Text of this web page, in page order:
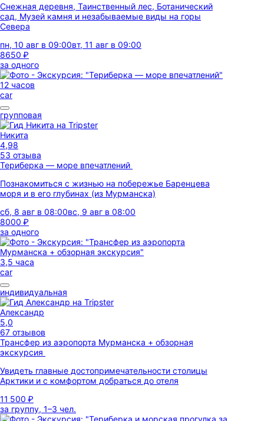
Снежная деревня, Таинственный лес, Ботанический
сад, Музей камня и незабываемые виды на горы
Севера
пн, 10 авг в 09:00вт, 11 авг в 09:00
8650 ₽
за одного
12 часов
car
групповая
Никита
4,98
53 отзыва
Териберка — море впечатлений
Познакомиться с жизнью на побережье Баренцева
моря и в его глубинах (из Мурманска)
сб, 8 авг в 08:00вс, 9 авг в 08:00
8000 ₽
за одного
3,5 часа
car
индивидуальная
Александр
5,0
67 отзывов
Трансфер из аэропорта Мурманска + обзорная
экскурсия
Увидеть главные достопримечательности столицы
Арктики и с комфортом добраться до отеля
11 500 ₽
за группу, 1–3 чел.